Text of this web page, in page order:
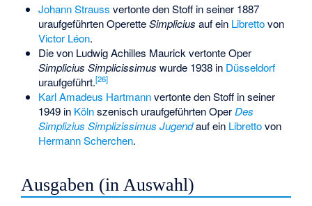
Johann Strauss vertonte den Stoff in seiner 1887
uraufgeführten OperetteSimplicius auf ein Librettovon
Victor Léon.
Die von Ludwig Achilles Maurick vertonte Oper
Simplicius Simplicissimus wurde 1938 in Düsseldorf
uraufgeführt.[26]
Karl Amadeus Hartmannvertonte den Stoff in seiner
1949 in Kölnszenisch uraufgeführten OperDes
Simplizius Simplizissimus Jugendauf ein Librettovon
Hermann Scherchen.
Ausgaben (in Auswahl)